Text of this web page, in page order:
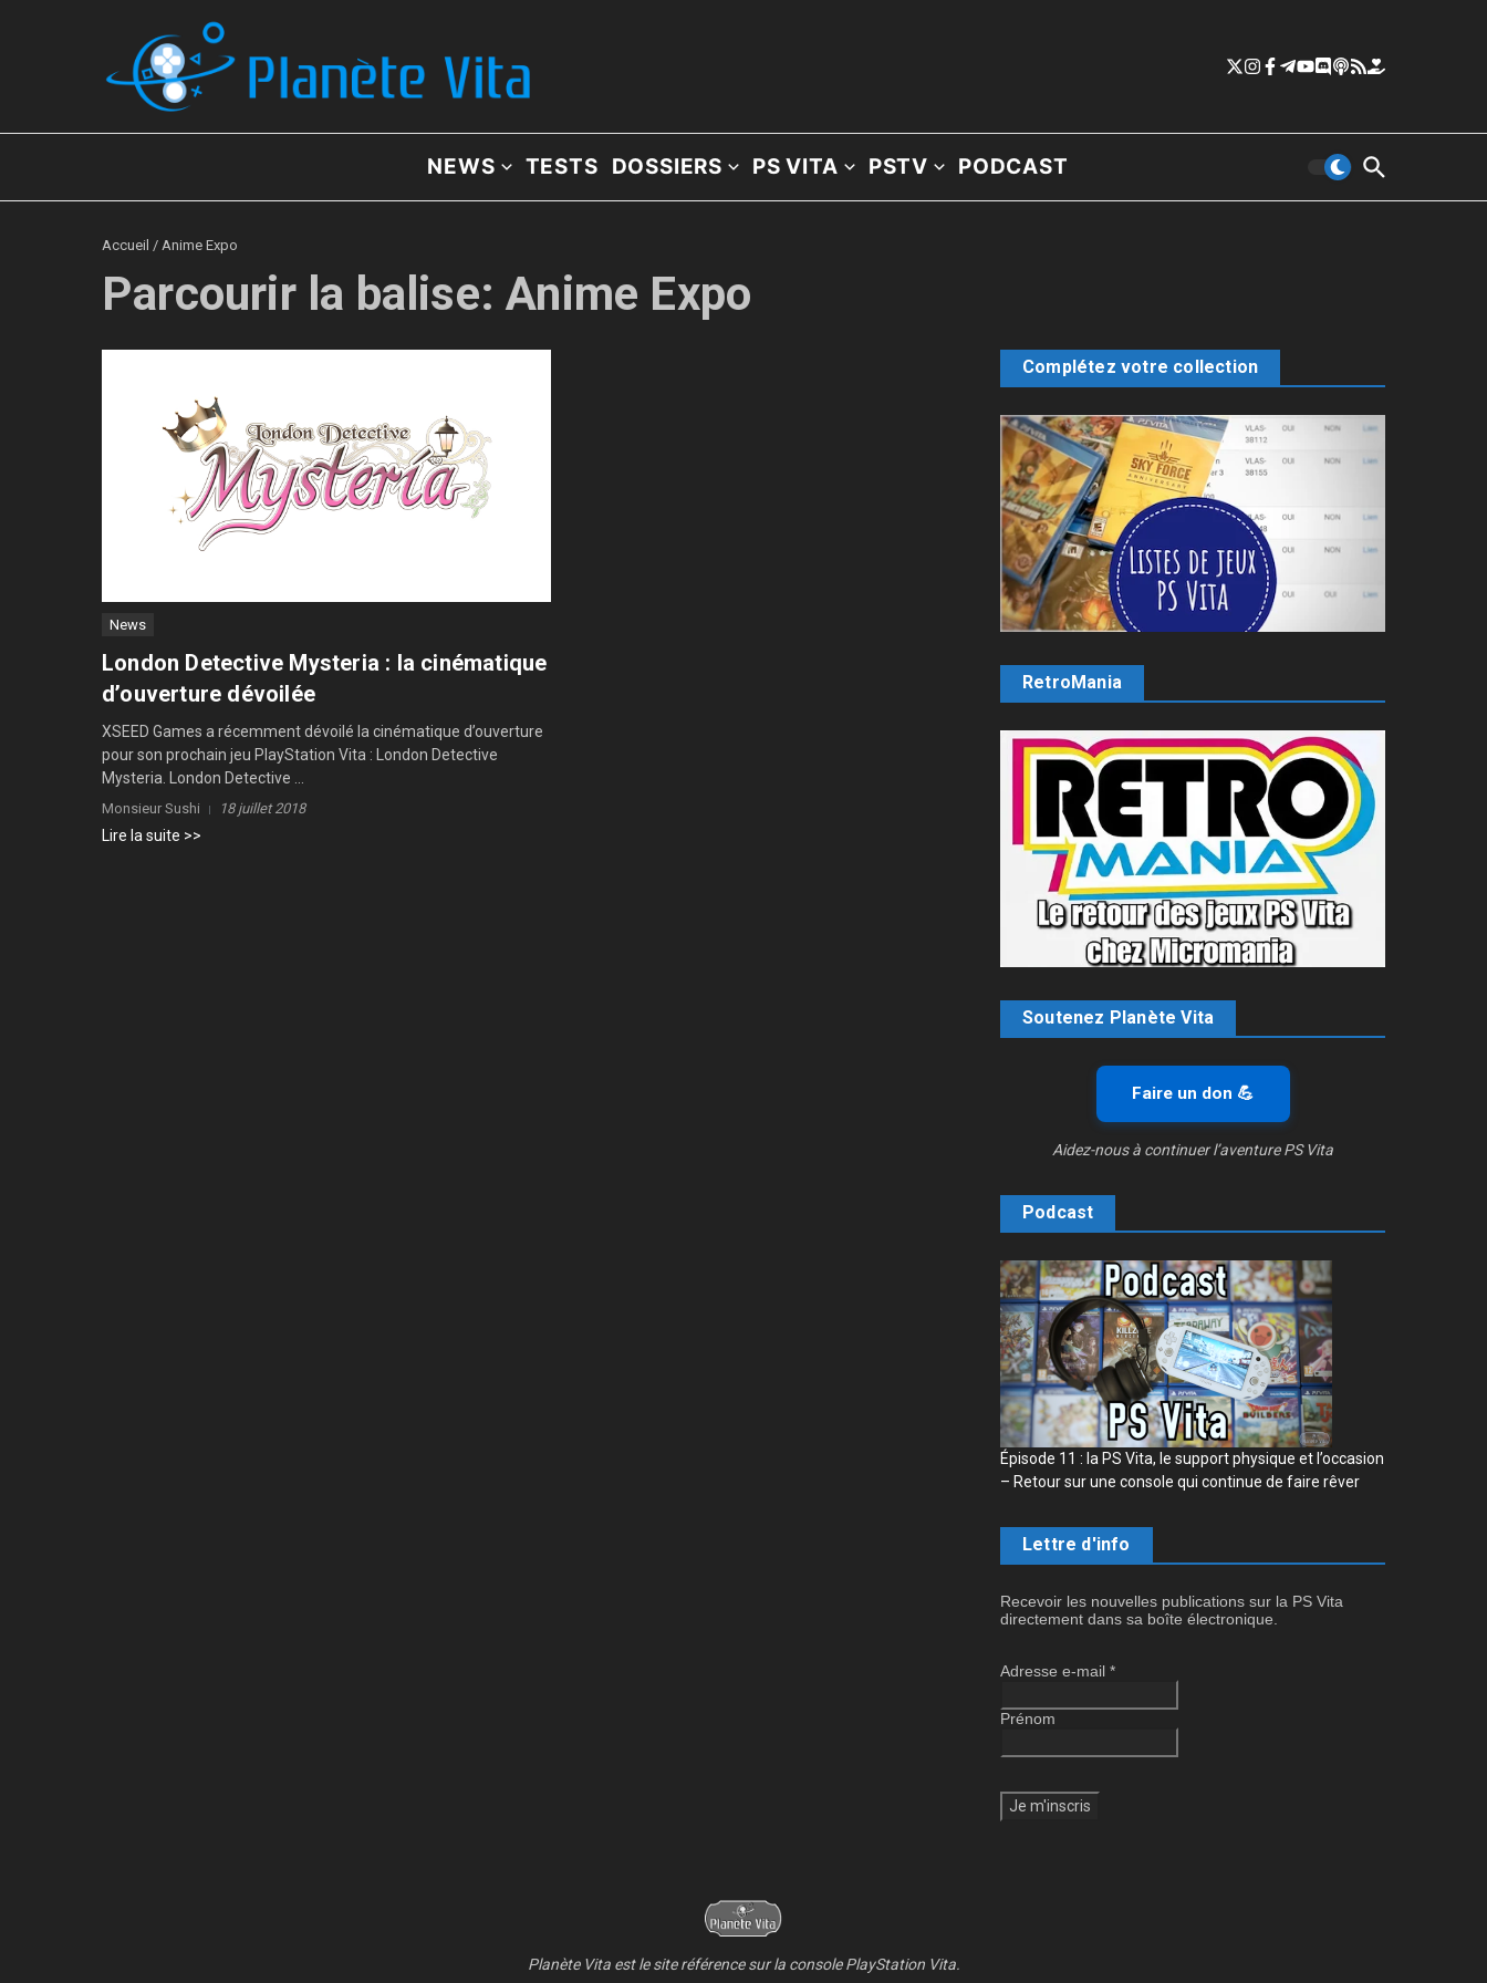
NEWS TESTS DOSSIERS PS VITA PSTV PODCAST
Accueil / Anime Expo
Parcourir la balise: Anime Expo
News
London Detective Mysteria : la cinématique
d’ouverture dévoilée
XSEED Games a récemment dévoilé la cinématique d’ouverture
pour son prochain jeu PlayStation Vita : London Detective
Mysteria. London Detective ...
Monsieur Sushi 18 juillet 2018
Lire la suite >>
Complétez votre collection
RetroMania
Soutenez Planète Vita
Faire un don 💪
Aidez-nous à continuer l’aventure PS Vita
Podcast
Épisode 11 : la PS Vita, le support physique et l’occasion
– Retour sur une console qui continue de faire rêver
Lettre d'info
Recevoir les nouvelles publications sur la PS Vita
directement dans sa boîte électronique.
Adresse e-mail *
Prénom
Planète Vita est le site référence sur la console PlayStation Vita.